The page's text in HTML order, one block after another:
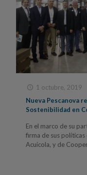
1 octubre, 2019
Nueva Pescanova
Sostenibilidad en
En el marco de su
firma de sus
Acuícola, y de